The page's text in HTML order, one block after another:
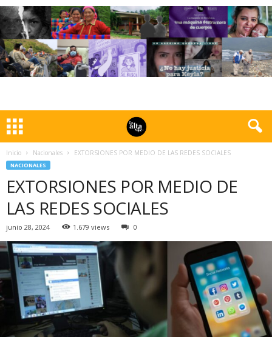
Inicio Nacionales EXTORSIONES POR MEDIO DE LAS REDES SOCIALES
NACIONALES
EXTORSIONES POR MEDIO DE
LAS REDES SOCIALES
junio 28, 2024 1.679 views 0